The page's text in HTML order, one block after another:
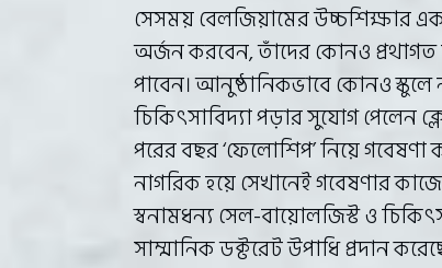
সেসময় বেলজিয়ামের উচ্চশিক্ষার
অর্জন করবেন, তাঁদের কোনও
পাবেন। আনুষ্ঠানিকভাবে কোনও স্কুলে
চিকিৎসাবিদ্যা পড়ার সুযোগ পেলেন
পরের বছর ‘ফেলোশিপ’ নিয়ে
নাগরিক হয়ে সেখানেই গবেষণার
স্বনামধন্য সেল-বায়োলজিস্ট ও
সাম্মানিক ডক্টরেট উপাধি প্রদান